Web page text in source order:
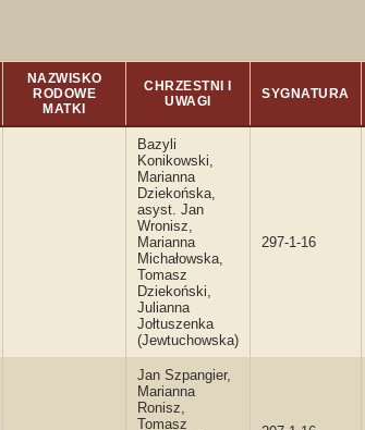
NAZWISKO
RODOWE
MATKI
CHRZESTNI I
UWAGI
SYGNATURA
Bazyli
Konikowski,
Marianna
Dziekońska,
asyst. Jan
Wronisz,
Marianna
Michałowska,
Tomasz
Dziekoński,
Julianna
Jołtuszenka
(Jewtuchowska)
297-1-16
Jan Szpangier,
Marianna
Ronisz,
Tomasz